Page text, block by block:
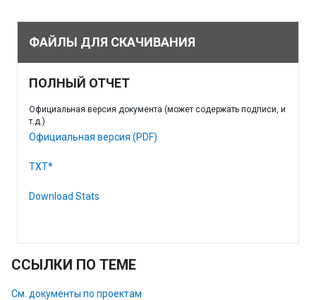
ФАЙЛЫ ДЛЯ СКАЧИВАНИЯ
ПОЛНЫЙ ОТЧЕТ
Официальная версия документа (может содержать подписи, и
т.д.)
Официальная версия (PDF)
TXT*
Download Stats
ССЫЛКИ ПО ТЕМЕ
См. документы по проектам